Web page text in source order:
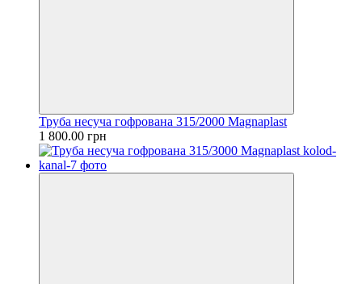
Труба несуча гофрована 315/2000 Magnaplast
1 800.00 грн